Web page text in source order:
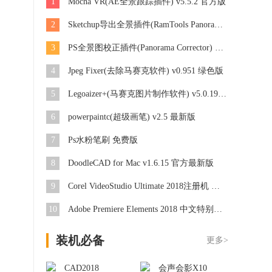
2 Sketchup导出全景插件(RamTools Panorama) v0.33 免费版
3 PS全景图校正插件(Panorama Corrector) 2.2 免费版
4 Jpeg Fixer(去除马赛克软件) v0.951 绿色版
5 Legoaizer+(马赛克图片制作软件) v5.0.199 注册版
6 powerpaintc(超级画笔) v2.5 最新版
7 Ps水粉笔刷 免费版
8 DoodleCAD for Mac v1.6.15 官方最新版
9 Corel VideoStudio Ultimate 2018注册机 绿色版
10 Adobe Premiere Elements 2018 中文特别版（视频编辑软件）
装机必备 更多>
CAD2018 会声会影X10